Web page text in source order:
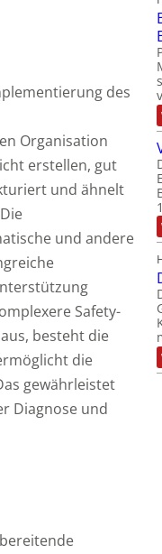
des
Organisation
erstellen, gut
und ähnelt
und andere
Safety-
besteht die
die
gewährleistet
Diagnose und